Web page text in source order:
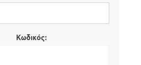
Κωδικός: